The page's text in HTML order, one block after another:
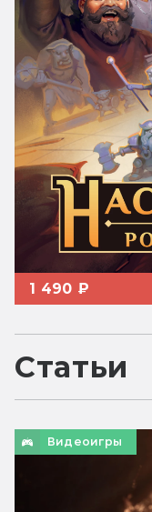
1 490 ₽
Статьи
Видеоигры